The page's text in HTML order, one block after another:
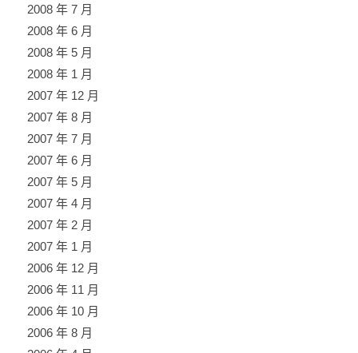
2008 年 7 月
2008 年 6 月
2008 年 5 月
2008 年 1 月
2007 年 12 月
2007 年 8 月
2007 年 7 月
2007 年 6 月
2007 年 5 月
2007 年 4 月
2007 年 2 月
2007 年 1 月
2006 年 12 月
2006 年 11 月
2006 年 10 月
2006 年 8 月